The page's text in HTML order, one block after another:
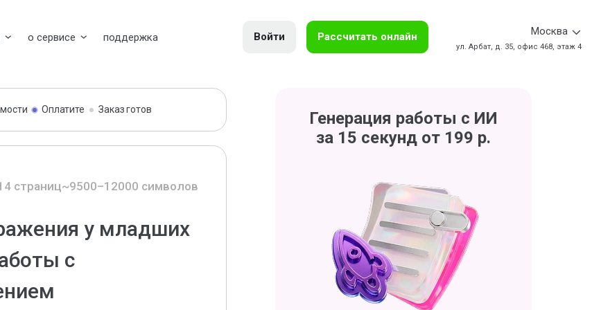
о сервисе поддержка Войти Рассчитать онлайн Москва
ул. Арбат, д. 35, офис 468, этаж 4
Оплатите Заказ готов
страниц~9500–12000 символов
у младших
с
Генерация работы с ИИ
за 15 секунд от 199 р.